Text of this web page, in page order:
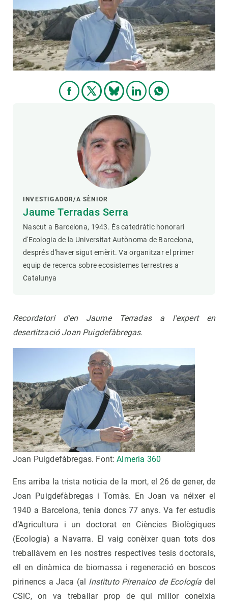
INVESTIGADOR/A SÈNIOR
Jaume Terradas Serra
Nascut a Barcelona, 1943. És catedràtic honorari
d'Ecologia de la Universitat Autònoma de Barcelona,
després d'haver sigut emèrit. Va organitzar el primer
equip de recerca sobre ecosistemes terrestres a
Catalunya
Recordatori d'en Jaume Terradas a l'expert en
desertització Joan Puigdefàbregas.
Joan Puigdefàbregas. Font:Almeria 360
Ens arriba la trista noticia de la mort, el 26 de gener, de
Joan Puigdefàbregas i Tomàs. En Joan va néixer el
1940 a Barcelona, tenia doncs 77 anys. Va fer estudis
d’Agricultura i un doctorat en Ciències Biològiques
(Ecologia) a Navarra. El vaig conèixer quan tots dos
treballàvem en les nostres respectives tesis doctorals,
ell en dinàmica de biomassa i regeneració en boscos
pirinencs a Jaca (al Instituto Pirenaico de Ecología del
CSIC, on va treballar prop de qui millor coneixia
PARTICIPA
NOTÍCIES I AGENDA